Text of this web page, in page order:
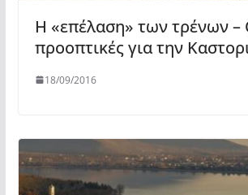
Η «επέλαση» των τρένων –
προοπτικές για την
18/09/2016